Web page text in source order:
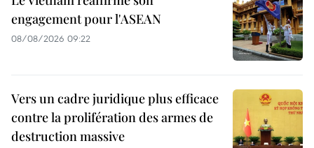
engagement pour l'ASEAN
08/08/2026 09:22
Vers un cadre juridique plus efficace
contre la prolifération des armes de
destruction massive